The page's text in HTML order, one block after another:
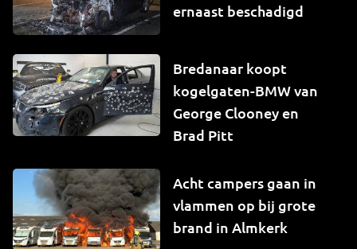
ernaast beschadigd
Bredanaar koopt
kogelgaten-BMW van
George Clooney en
Brad Pitt
Acht campers gaan in
vlammen op bij grote
brand in Almkerk